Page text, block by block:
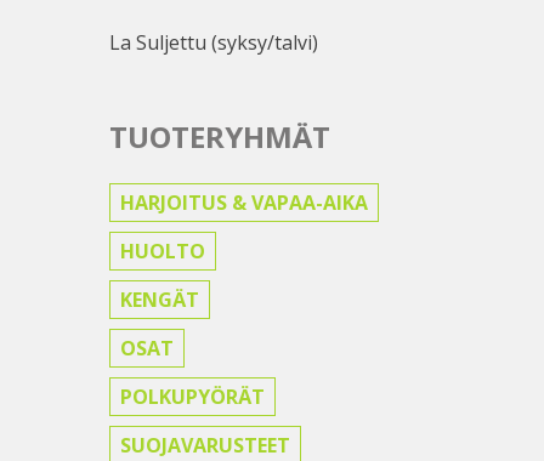
La Suljettu (syksy/talvi)
TUOTERYHMÄT
HARJOITUS & VAPAA-AIKA
HUOLTO
KENGÄT
OSAT
POLKUPYÖRÄT
SUOJAVARUSTEET